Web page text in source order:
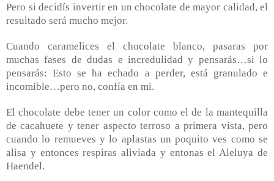
Pero si decidís invertir en un chocolate de mayor calidad, el
resultado será mucho mejor.
Cuando caramelices el chocolate blanco, pasaras por
muchas fases de dudas e incredulidad y pensarás…si lo
pensarás: Esto se ha echado a perder, está granulado e
incomible…pero no, confía en mi.
El chocolate debe tener un color como el de la mantequilla
de cacahuete y tener aspecto terroso a primera vista, pero
cuando lo remueves y lo aplastas un poquito ves como se
alisa y entonces respiras aliviada y entonas el Aleluya de
Haendel.